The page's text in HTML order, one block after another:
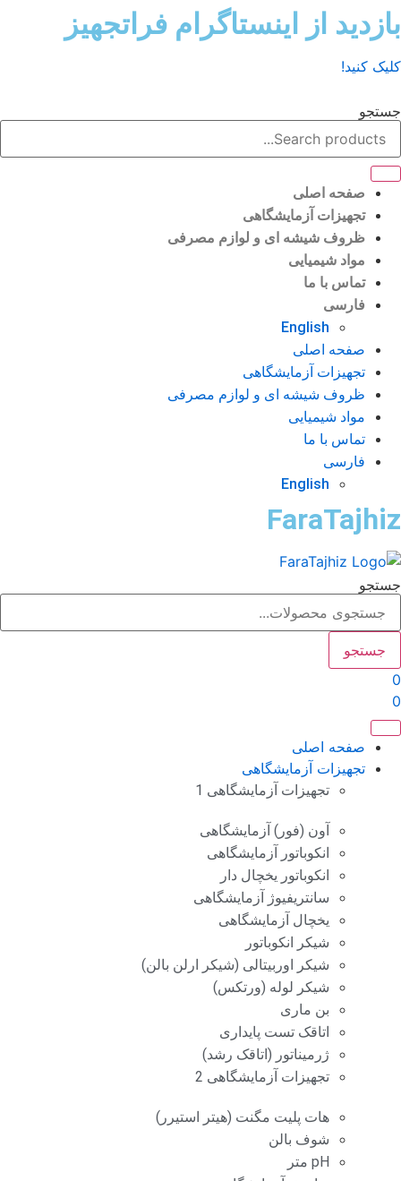
از اینستاگرام فراتجهیز
کنید!
صفحه اصلی
تجهیزات آزمایشگاهی
ظروف شیشه ای و لوازم مصرفی
مواد شیمیایی
تماس با ما
فارسی
English
صفحه اصلی
تجهیزات آزمایشگاهی
ظروف شیشه ای و لوازم مصرفی
مواد شیمیایی
تماس با ما
فارسی
English
جستجو
صفحه اصلی
تجهیزات آزمایشگاهی
تجهیزات آزمایشگاهی 1
آون (فور) آزمایشگاهی
انکوباتور آزمایشگاهی
انکوباتور یخچال دار
سانتریفیوژ آزمایشگاهی
یخچال آزمایشگاهی
شیکر انکوباتور
شیکر اوربیتالی (شیکر ارلن بالن)
شیکر لوله (ورتکس)
بن ماری
اتاقک تست پایداری
ژرمیناتور (اتاقک رشد)
تجهیزات آزمایشگاهی 2
هات پلیت مگنت (هیتر استیرر)
شوف بالن
pH متر